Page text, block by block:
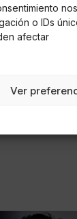
nos
o IDs
afectar
Ver